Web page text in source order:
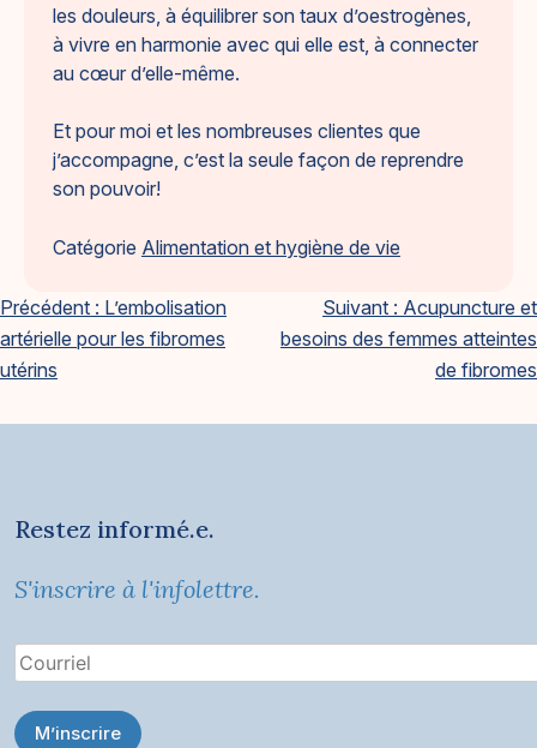
les douleurs, à équilibrer son taux d’oestrogènes,
à vivre en harmonie avec qui elle est, à connecter
au cœur d’elle-même.
Et pour moi et les nombreuses clientes que
j’accompagne, c’est la seule façon de reprendre
son pouvoir!
Catégorie Alimentation et hygiène de vie
Navigation
de
l'article
Précédent : L’embolisation
artérielle pour les fibromes
utérins
Suivant : Acupuncture et
besoins des femmes atteintes
de fibromes
Restez informé.e.
S'inscrire à l'infolettre.
M’inscrire